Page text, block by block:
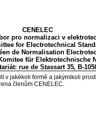
CENELEC
pro normalizaci v
for Electrotechnical
de Normalisation
für Elektrotechnische
rue de Stassart 35, B-
v jakékoli formě a jakýmikoli
členům CENELEC.